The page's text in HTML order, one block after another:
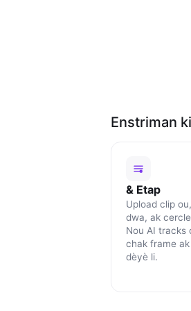
Enstriman
& Etap
Upload clip
dwa, ak
Nou AI tracks
chak frame
dèyè li.